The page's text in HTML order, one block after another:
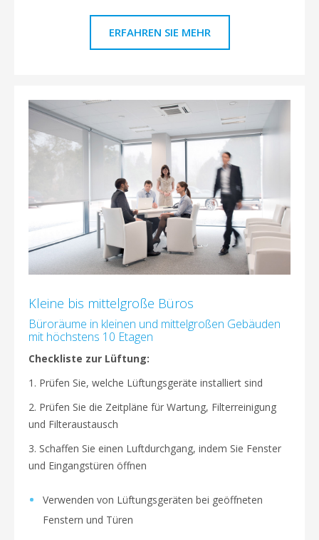
ERFAHREN SIE MEHR
Kleine bis mittelgroße Büros
Büroräume in kleinen und mittelgroßen Gebäuden
mit höchstens 10 Etagen
Checkliste zur Lüftung:
1. Prüfen Sie, welche Lüftungsgeräte installiert sind
2. Prüfen Sie die Zeitpläne für Wartung, Filterreinigung
und Filteraustausch
3. Schaffen Sie einen Luftdurchgang, indem Sie Fenster
und Eingangstüren öffnen
Verwenden von Lüftungsgeräten bei geöffneten
Fenstern und Türen